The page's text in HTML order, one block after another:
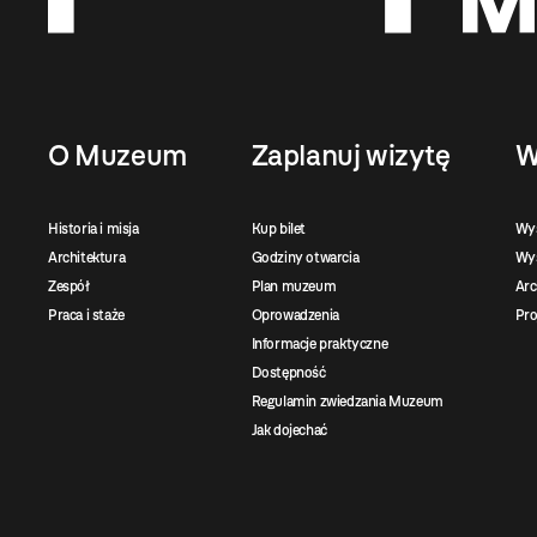
O Muzeum
Historia i misja
Architektura
Zespół
Praca i staże
Zaplanuj wizytę
Kup bilet
Godziny otwarcia
Plan muzeum
Oprowadzenia
Informacje praktyczne
Dostępność
Regulamin zwiedzania Muzeum
Jak dojechać